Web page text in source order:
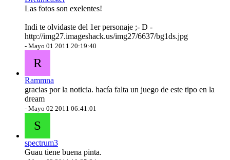
Las fotos son exelentes!
Indi te olvidaste del 1er personaje ;- D -
http://img27.imageshack.us/img27/6637/bg1ds.jpg
- Mayo 01 2011 20:19:40
R
Rammna
gracias por la noticia. hacía falta un juego de este tipo en la
dream
- Mayo 02 2011 06:41:01
S
spectrum3
Guau tiene buena pinta.